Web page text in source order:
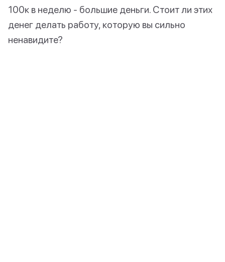
100к в неделю - большие деньги. Стоит ли этих
денег делать работу, которую вы сильно
ненавидите?